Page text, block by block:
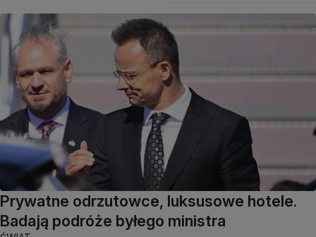
Prywatne odrzutowce, luksusowe hotele.
Badają podróże byłego ministra